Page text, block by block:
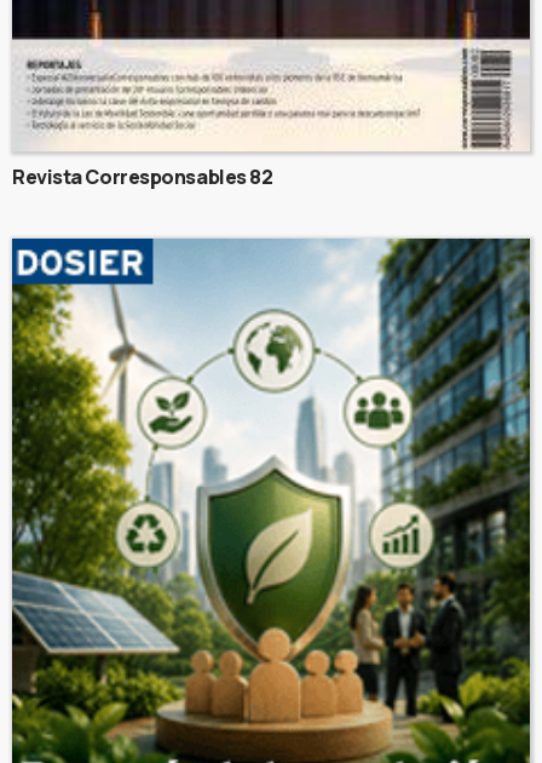
Revista Corresponsables 82